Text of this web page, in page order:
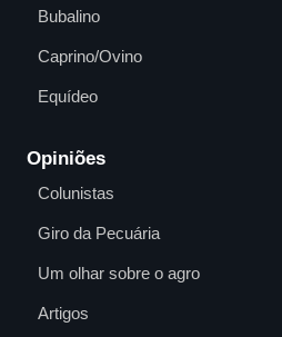
Bubalino
Caprino/Ovino
Equídeo
Opiniões
Colunistas
Giro da Pecuária
Um olhar sobre o agro
Artigos